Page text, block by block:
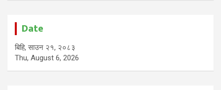
Date
बिहि, साउन २१, २०८३
Thu, August 6, 2026